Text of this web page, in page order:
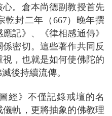
。倉本尚德副教授首先
乾封二年（667）晚年撰
記》、《律相感通傳》
密切。這些著作共同反
，也就是如何使佛陀的
後持續流傳。
經》不僅記錄戒壇的名
軌，更將抽象的佛教理